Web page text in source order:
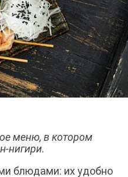
меню, в котором
нигири.
блюдами: их удобно